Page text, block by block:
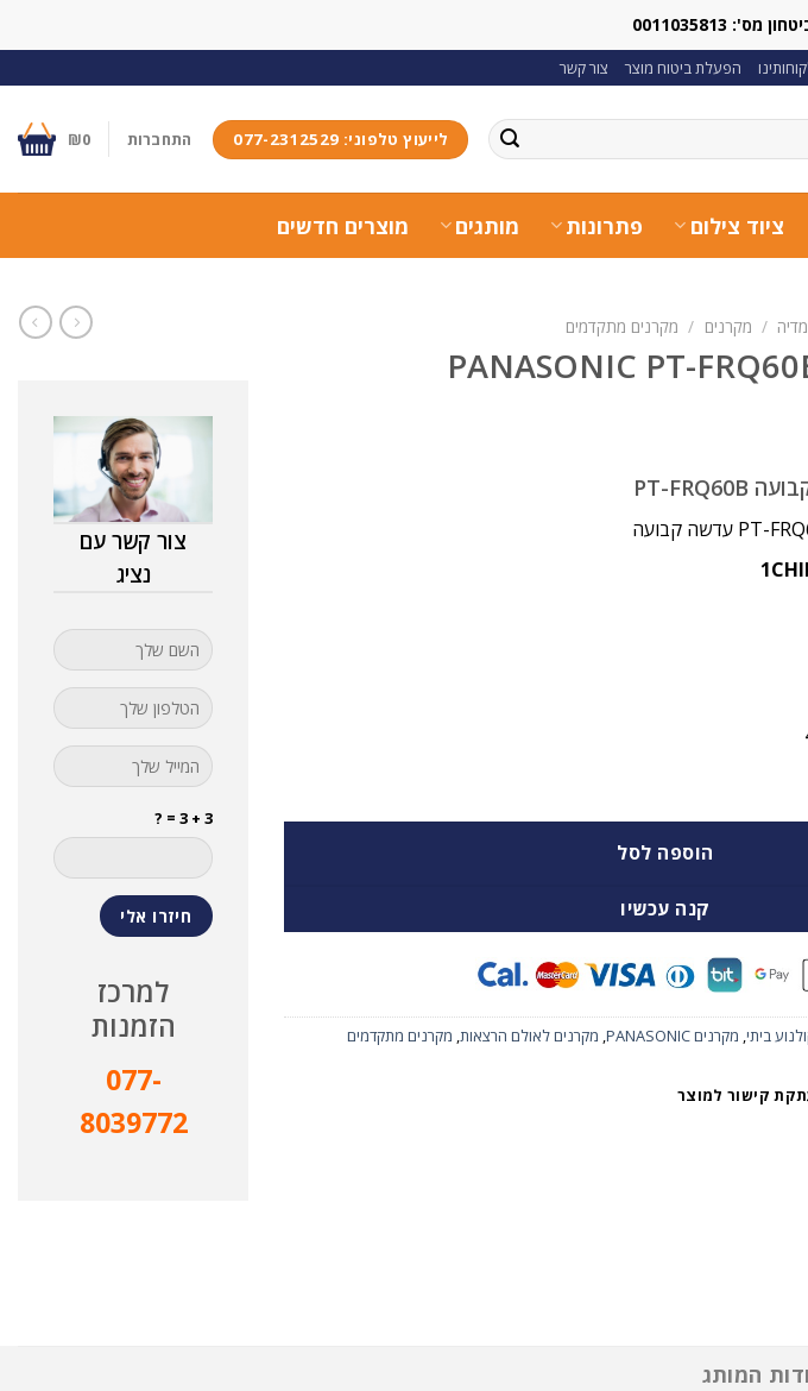
0011035813
הפעלת ביטוח מוצר צור קשר
לייעוץ טלפוני: 077-2312529 התחברות ₪0
ציוד צילום פתרונות מותגים מוצרים חדשים
/ מקרנים / מקרנים מתקדמים
הוספה לסל
קנה עכשיו
ביתי, מקרנים PANASONIC , מקרנים לאולם הרצאות, מקרנים מתקדמים
קישור למוצר
צור קשר עם
נציג
3 + 3 = ?
למרכז
הזמנות
077-
8039772
המותג